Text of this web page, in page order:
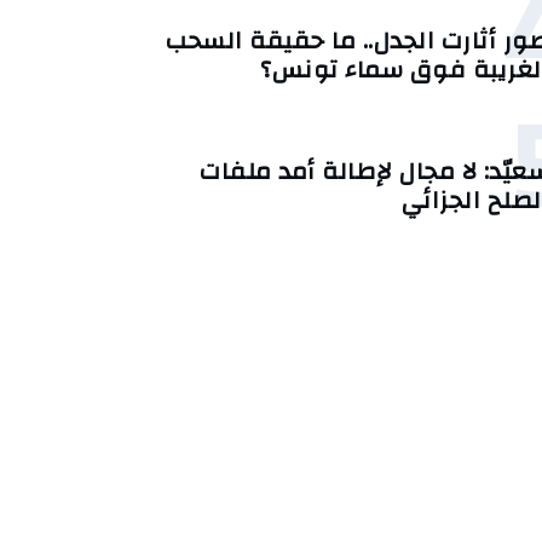
أثارت الجدل.. ما حقيقة السحب
فوق سماء تونس؟
لا مجال لإطالة أمد ملفات
الجزائي